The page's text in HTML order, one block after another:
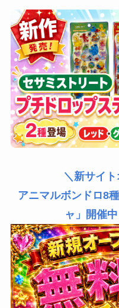
＼新サイ
アニマルボンドロ8
ャ」開催